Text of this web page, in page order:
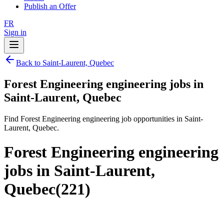
Publish an Offer
FR
Sign in
Back to Saint-Laurent, Quebec
Forest Engineering engineering jobs in
Saint-Laurent, Quebec
Find Forest Engineering engineering job opportunities in Saint-
Laurent, Quebec.
Forest Engineering engineering
jobs in Saint-Laurent,
Quebec(221)